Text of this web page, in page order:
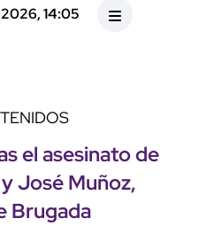
14:05
el asesinato de
José Muñoz,
Brugada